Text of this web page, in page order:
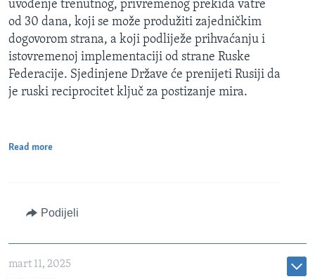
uvođenje trenutnog, privremenog prekida vatre
od 30 dana, koji se može produžiti zajedničkim
dogovorom strana, a koji podliježe prihvaćanju i
istovremenoj implementaciji od strane Ruske
Federacije. Sjedinjene Države će prenijeti Rusiji da
je ruski reciprocitet ključ za postizanje mira.
Read more
Podijeli
mart 11, 2025